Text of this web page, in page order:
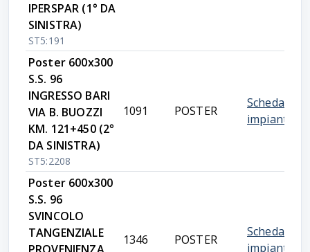
IPERSPAR (1° DA
SINISTRA)
ST5:191
Poster 600x300
S.S. 96
INGRESSO BARI
VIA B. BUOZZI
KM. 121+450 (2°
DA SINISTRA)
ST5:2208
1091 POSTER
Scheda
impianto
Poster 600x300
S.S. 96
SVINCOLO
TANGENZIALE
1346 POSTER
Scheda
impianto